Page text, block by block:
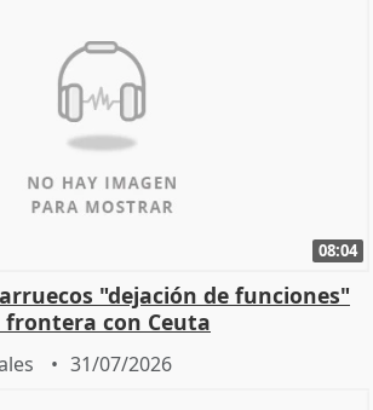
08:04
"dejación de funciones"
con Ceuta
31/07/2026